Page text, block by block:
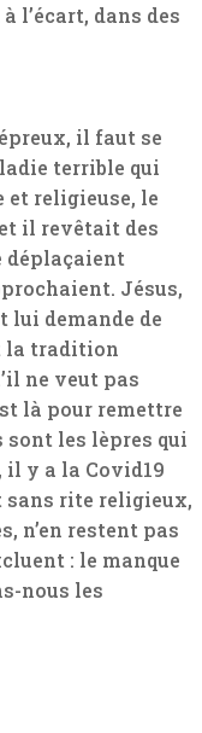
l’écart, dans des
il faut se
terrible qui
religieuse, le
il revêtait des
déplaçaient
Jésus,
lui demande de
la tradition
ne veut pas
là pour remettre
sont les lèpres qui
y a la Covid19
sans rite religieux,
n’en restent pas
: le manque
nous les